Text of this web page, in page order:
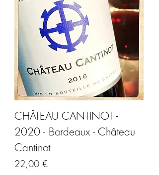
CHÂTEAU CANTINOT -
2020 - Bordeaux - Château
Cantinot
Prix
22,00 €